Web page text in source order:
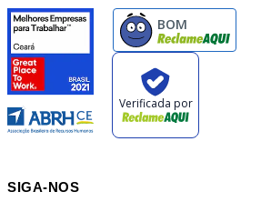
SIGA-NOS